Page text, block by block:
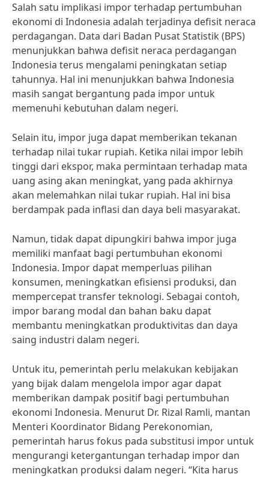
Salah satu implikasi impor terhadap pertumbuhan
ekonomi di Indonesia adalah terjadinya defisit neraca
perdagangan. Data dari Badan Pusat Statistik (BPS)
menunjukkan bahwa defisit neraca perdagangan
Indonesia terus mengalami peningkatan setiap
tahunnya. Hal ini menunjukkan bahwa Indonesia
masih sangat bergantung pada impor untuk
memenuhi kebutuhan dalam negeri.
Selain itu, impor juga dapat memberikan tekanan
terhadap nilai tukar rupiah. Ketika nilai impor lebih
tinggi dari ekspor, maka permintaan terhadap mata
uang asing akan meningkat, yang pada akhirnya
akan melemahkan nilai tukar rupiah. Hal ini bisa
berdampak pada inflasi dan daya beli masyarakat.
Namun, tidak dapat dipungkiri bahwa impor juga
memiliki manfaat bagi pertumbuhan ekonomi
Indonesia. Impor dapat memperluas pilihan
konsumen, meningkatkan efisiensi produksi, dan
mempercepat transfer teknologi. Sebagai contoh,
impor barang modal dan bahan baku dapat
membantu meningkatkan produktivitas dan daya
saing industri dalam negeri.
Untuk itu, pemerintah perlu melakukan kebijakan
yang bijak dalam mengelola impor agar dapat
memberikan dampak positif bagi pertumbuhan
ekonomi Indonesia. Menurut Dr. Rizal Ramli, mantan
Menteri Koordinator Bidang Perekonomian,
pemerintah harus fokus pada substitusi impor untuk
mengurangi ketergantungan terhadap impor dan
meningkatkan produksi dalam negeri. “Kita harus